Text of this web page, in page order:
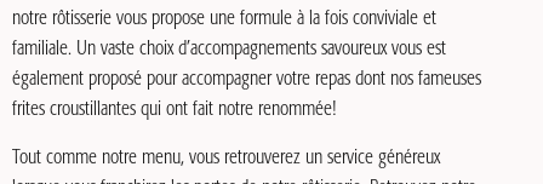
notre rôtisserie vous propose une formule à la fois conviviale et
familiale. Un vaste choix d’accompagnements savoureux vous est
également proposé pour accompagner votre repas dont nos fameuses
frites croustillantes qui ont fait notre renommée!
Tout comme notre menu, vous retrouverez un service généreux